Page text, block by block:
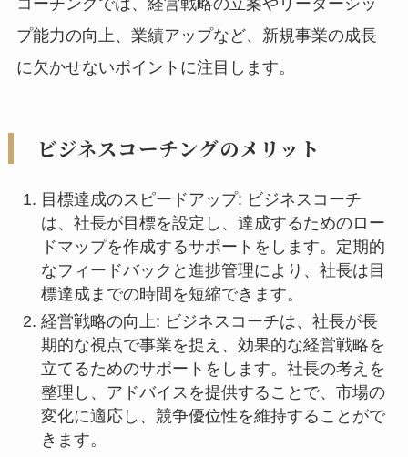
コーチングでは、経営戦略の立案やリーダーシッ
プ能力の向上、業績アップなど、新規事業の成長
に欠かせないポイントに注目します。
ビジネスコーチングのメリット
目標達成のスピードアップ: ビジネスコーチ
は、社長が目標を設定し、達成するためのロー
ドマップを作成するサポートをします。定期的
なフィードバックと進捗管理により、社長は目
標達成までの時間を短縮できます。
経営戦略の向上: ビジネスコーチは、社長が長
期的な視点で事業を捉え、効果的な経営戦略を
立てるためのサポートをします。社長の考えを
整理し、アドバイスを提供することで、市場の
変化に適応し、競争優位性を維持することがで
きます。